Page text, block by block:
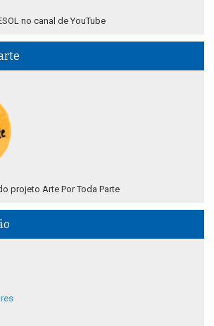
no canal de YouTube
projeto Arte Por Toda Parte